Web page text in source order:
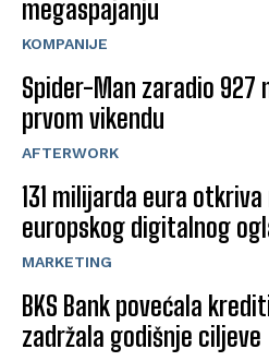
megaspajanju
KOMPANIJE
Spider-Man zaradio 927
prvom vikendu
AFTERWORK
131 milijarda eura
europskog digitalnog
MARKETING
BKS Bank povećala
zadržala godišnje ciljeve